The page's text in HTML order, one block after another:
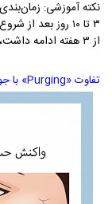
نکته آموزشی:
۳تا ۱۰ روزبعد از
از۳هفته ادامه
تفاوت «Purging» با